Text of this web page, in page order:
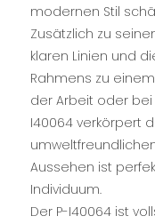
modernen Stil
Zusätzlich zu
klaren Linien und
Rahmens zu
der Arbeit oder bei
I40064 verkörpert
Aussehen ist
Individuum.
Der P-I40064 ist